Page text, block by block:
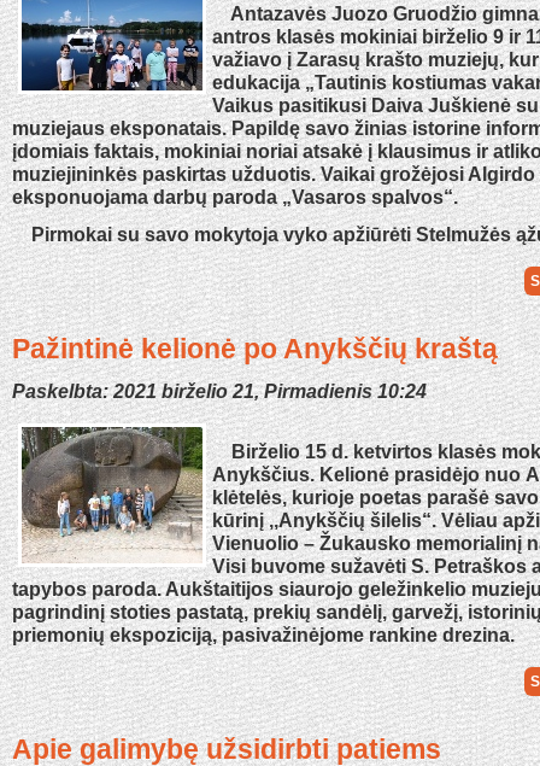
Antazavės Juozo Gruodžio
antros klasės mokiniai birželio 9 ir
važiavo į Zarasų krašto muziejų,
edukacija „Tautinis kostiumas
Vaikus pasitikusi Daiva Juškienė
muziejaus eksponatais. Papildę savo žinias istorine
įdomiais faktais, mokiniai noriai atsakė į klausimus ir
muziejininkės paskirtas užduotis. Vaikai grožėjosi Algirdo
eksponuojama darbų paroda „Vasaros spalvos“.
Pirmokai su savo mokytoja vyko apžiūrėti Stelmužės
Pažintinė kelionė po Anykščių kraštą
Paskelbta: 2021 birželio 21, Pirmadienis 10:24
Birželio 15 d. ketvirtos klasės
Anykščius. Kelionė prasidėjo nuo
klėtelės, kurioje poetas parašė
kūrinį ,,Anykščių šilelis“. Vėliau
Vienuolio – Žukausko memorialinį
Visi buvome sužavėti S. Petraškos
tapybos paroda. Aukštaitijos siaurojo geležinkelio
pagrindinį stoties pastatą, prekių sandėlį, garvežį,
priemonių ekspoziciją, pasivažinėjome rankine drezina.
Apie galimybę užsidirbti patiems